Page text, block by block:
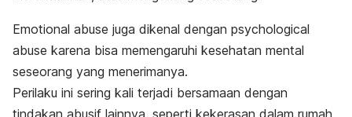
Emotional abuse juga dikenal dengan psychological
abuse karena bisa memengaruhi kesehatan mental
seseorang yang menerimanya.
Perilaku ini sering kali terjadi bersamaan dengan
tindakan abusif lainnya, seperti kekerasan dalam rumah